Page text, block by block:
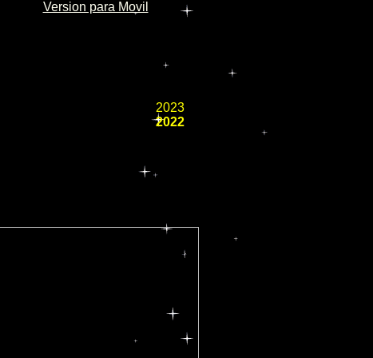
Version para Movil
2023
2022